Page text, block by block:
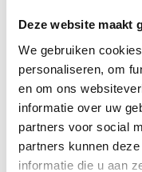
Deze website maakt
We gebruiken
personaliseren, om
en om ons
informatie over uw
partners voor social
partners kunnen
informatie die u aan
Duo schroef M6
2, 45
Op voorraad